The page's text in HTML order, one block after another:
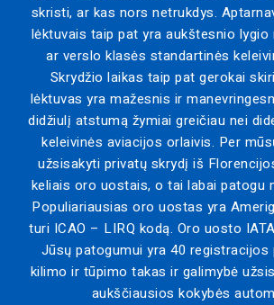
skristi, ar kas nors netrukdys.
lėktuvais taip pat yra aukštesnio lygio
ar verslo klasės standartinės
Skrydžio laikas taip pat gerokai
lėktuvas yra mažesnis ir
didžiulį atstumą žymiai greičiau nei
keleivinės aviacijos orlaivis. Per
užsisakyti privatų skrydį iš
keliais oro uostais, o tai labai patogu
Populiariausias oro uostas yra
turi ICAO – LIRQ kodą. Oro uosto
Jūsų patogumui yra 40 registracijos
kilimo ir tūpimo takas ir galimybė
aukščiausios kokybės